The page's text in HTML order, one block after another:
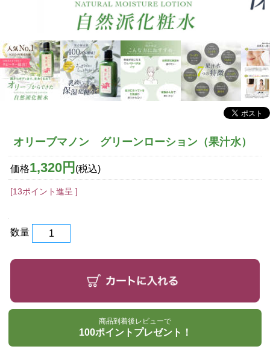
オリーブマノン グリーンローション（果汁水）
価格1,320円 (税込)
[13ポイント進呈 ]
数量
商品到着後レビューで
100ポイントプレゼント！